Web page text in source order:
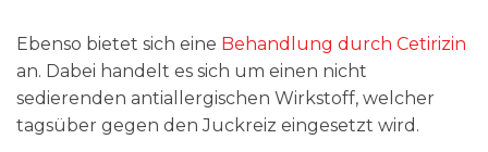
Ebenso bietet sich eine Behandlung durch Cetirizin
an. Dabei handelt es sich um einen nicht
sedierenden antiallergischen Wirkstoff, welcher
tagsüber gegen den Juckreiz eingesetzt wird.